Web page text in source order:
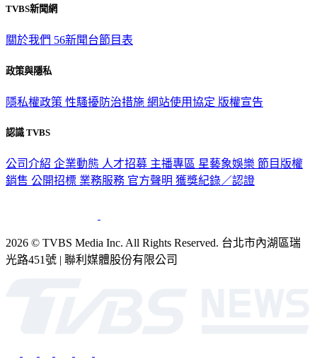
TVBS新聞網
關於我們 56新聞台節目表
政策與隱私
隱私權政策 性騷擾防治措施 網站使用協定 版權宣告
認識 TVBS
公司介紹 企業動態 人才招募 主播專區 星藝象娛樂 節目版權
銷售 公開招標 業務服務 官方聲明 獲獎紀錄／認證
2026 © TVBS Media Inc. All Rights Reserved. 台北市內湖區瑞
光路451號 | 聯利媒體股份有限公司